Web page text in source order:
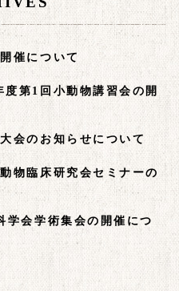
催について
第1回小動物講習会の開
会のお知らせについて
物臨床研究会セミナーの
学会学術集会の開催につ